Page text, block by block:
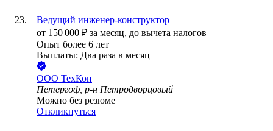
Ведущий инженер-конструктор
от 150 000 ₽ за месяц, до вычета налогов
Опыт более 6 лет
Выплаты: Два раза в месяц
ООО ТехКон
Петергоф, р-н Петродворцовый
Можно без резюме
Откликнуться